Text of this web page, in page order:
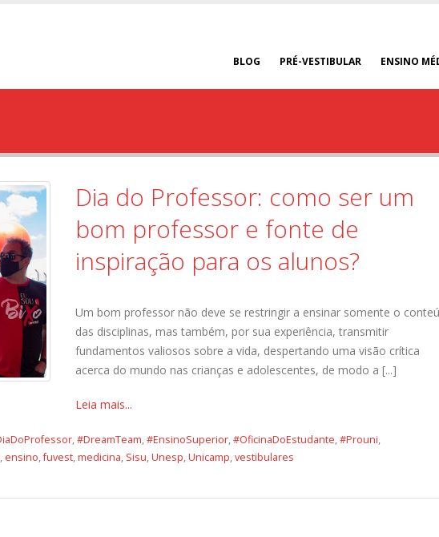
BLOG PRÉ-VESTIBULAR ENSINO
Dia do Professor: como ser um
bom professor e fonte de
inspiração para os alunos?
Um bom professor não deve se restringir a ensinar somente o
das disciplinas, mas também, por sua experiência, transmitir
fundamentos valiosos sobre a vida, despertando uma visão crítica
acerca do mundo nas crianças e adolescentes, de modo a [...]
Leia mais...
,#DreamTeam,#EnsinoSuperior,#OficinaDoEstudante,#Prouni,
, ensino,fuvest,medicina, Sisu,Unesp,Unicamp,vestibulares